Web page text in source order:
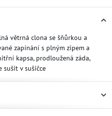
větrná clona se šňůrkou a
zapínání s plným zipem a
kapsa, prodloužená záda,
sušit v sušičce